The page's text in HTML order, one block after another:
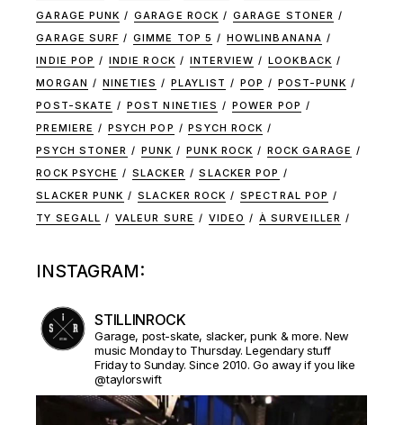
GARAGE PUNK
GARAGE ROCK
GARAGE STONER
GARAGE SURF
GIMME TOP 5
HOWLINBANANA
INDIE POP
INDIE ROCK INTERVIEW
LOOKBACK
MORGAN
NINETIES PLAYLIST POP
POST-PUNK
POST-SKATE
POST NINETIES
POWER POP
PREMIERE
PSYCH POP
PSYCH ROCK
PSYCH STONER
PUNK PUNK ROCK
ROCK GARAGE
ROCK PSYCHE
SLACKER
SLACKER POP
SLACKER PUNK
SLACKER ROCK
SPECTRAL POP
TY SEGALL
VALEUR SURE VIDEO À SURVEILLER
INSTAGRAM:
STILLINROCK
Garage, post-skate, slacker, punk & more. New
music Monday to Thursday. Legendary stuff
Friday to Sunday. Since 2010. Go away if you like
@taylorswift